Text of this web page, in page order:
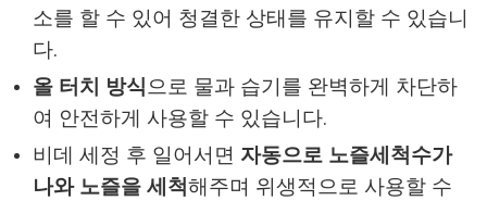
소를 할 수 있어 청결한 상태를 유지할 수 있습니
다.
올 터치 방식으로 물과 습기를 완벽하게 차단하
여 안전하게 사용할 수 있습니다.
비데 세정 후 일어서면 자동으로 노즐세척수가
나와 노즐을 세척해주며 위생적으로 사용할 수